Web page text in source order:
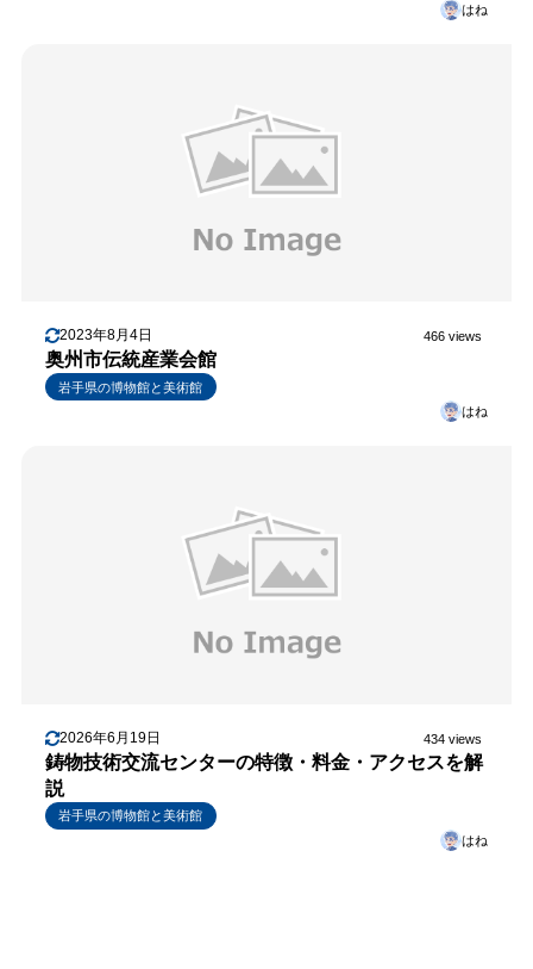
はね
2023年8月4日 466 views
奥州市伝統産業会館
岩手県の博物館と美術館
はね
2026年6月19日 434 views
鋳物技術交流センターの特徴・料金・アクセスを解
説
岩手県の博物館と美術館
はね